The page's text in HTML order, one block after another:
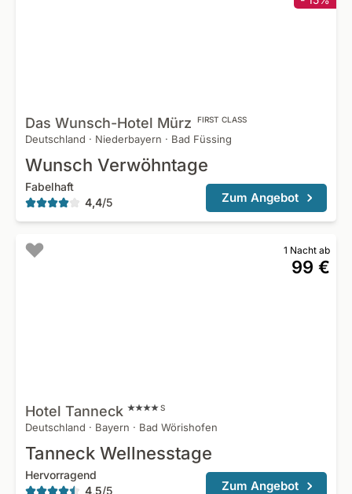
Das Wunsch-Hotel Mürz FIRST CLASS
Deutschland · Niederbayern · Bad Füssing
Wunsch Verwöhntage
Fabelhaft
4,4/5 Zum Angebot
1 Nacht ab
99 €
Hotel Tanneck S
Deutschland · Bayern · Bad Wörishofen
Tanneck Wellnesstage
Hervorragend
4,5/5 Zum Angebot